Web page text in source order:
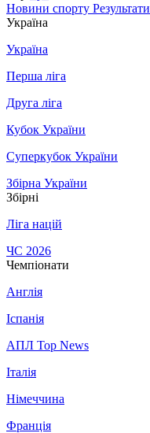
Новини спорту Результати
Україна
Україна
Перша ліга
Друга ліга
Кубок України
Суперкубок України
Збірна України
Збірні
Ліга націй
ЧС 2026
Чемпіонати
Англія
Іспанія
АПЛ Top News
Італія
Німеччина
Франція